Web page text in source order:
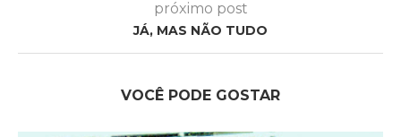
próximo post
JÁ, MAS NÃO TUDO
VOCÊ PODE GOSTAR